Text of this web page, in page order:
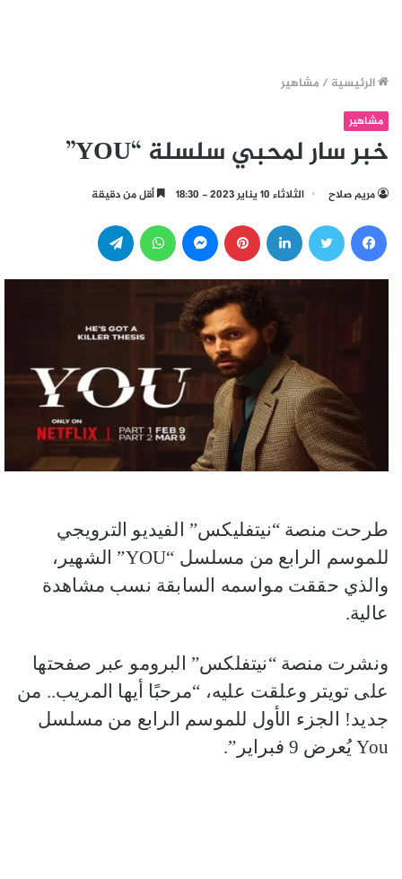
الرئيسية / مشاهير
مشاهير
خبر سار لمحبي سلسلة “YOU”
مريم صلاح الثلاثاء 10 يناير 2023 - 18:30 أقل من دقيقة
طرحت منصة “نيتفليكس” الفيديو الترويجي
للموسم الرابع من مسلسل “YOU” الشهير،
والذي حققت مواسمه السابقة نسب مشاهدة
عالية.
ونشرت منصة “نيتفلكس” البرومو عبر صفحتها
على تويتر وعلقت عليه، “مرحبًا أيها المريب.. من
جديد! الجزء الأول للموسم الرابع من مسلسل
You يُعرض 9 فبراير”.